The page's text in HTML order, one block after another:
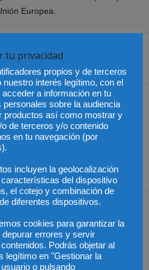
Europea.
Artículo siguiente
México – Comenzó el
mundial en medio de
reclamos y caos vial
Más del autor
tu privacidad
propios y de terceros
interés legítimo, con el
a información en tu
sobre la audiencia
productos así como mostrar y
de terceros y/o contenido
en tu navegación (por
incluyen la geolocalización
del dispositivo
el cotejo y combinación de
diferentes dispositivos.
cookies para garantizar la
errores y servir
Podrás objetar al
legítimo en "Gestionar la
o pulsando